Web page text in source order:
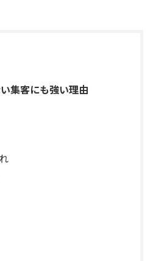
集客にも強い理由